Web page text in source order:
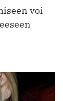
voi